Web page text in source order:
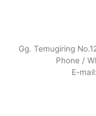
Gg. Temugiring
Phone /
E-